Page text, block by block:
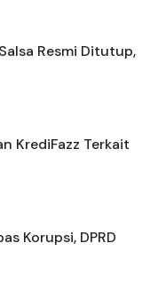
Resmi Ditutup,
KrediFazz Terkait
Korupsi, DPRD